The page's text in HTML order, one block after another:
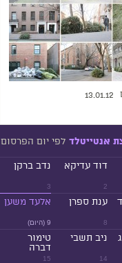
13.01.12
אנטייטלד לפי יום
2
דוד עדיקא
3
נדב ברקן
8
ענת ספרן
9 (היום)
אלעד משען
14
ניב תשבי
15
טימור
דברה